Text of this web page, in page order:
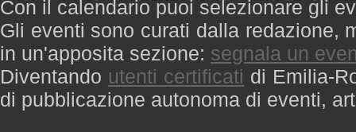
Con il calendario puoi selezionare gli
Gli eventi sono curati dalla redazione,
in un'apposita sezione: segnala un
Diventando utenti certificati di Emilia-
di pubblicazione autonoma di eventi,